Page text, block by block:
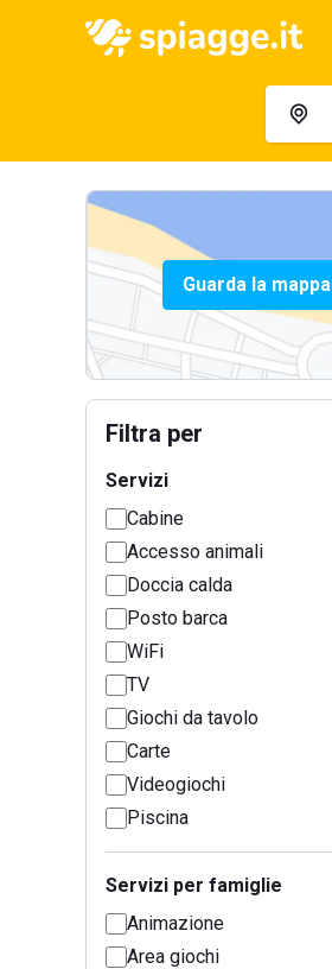
Guarda la mappa
Filtra per
Servizi
Cabine
Accesso animali
Doccia calda
Posto barca
WiFi
TV
Giochi da tavolo
Carte
Videogiochi
Piscina
Servizi per famiglie
Animazione
Area giochi